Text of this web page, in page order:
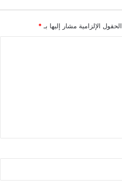
الحقول الإلزامية مشار إليها بـ *